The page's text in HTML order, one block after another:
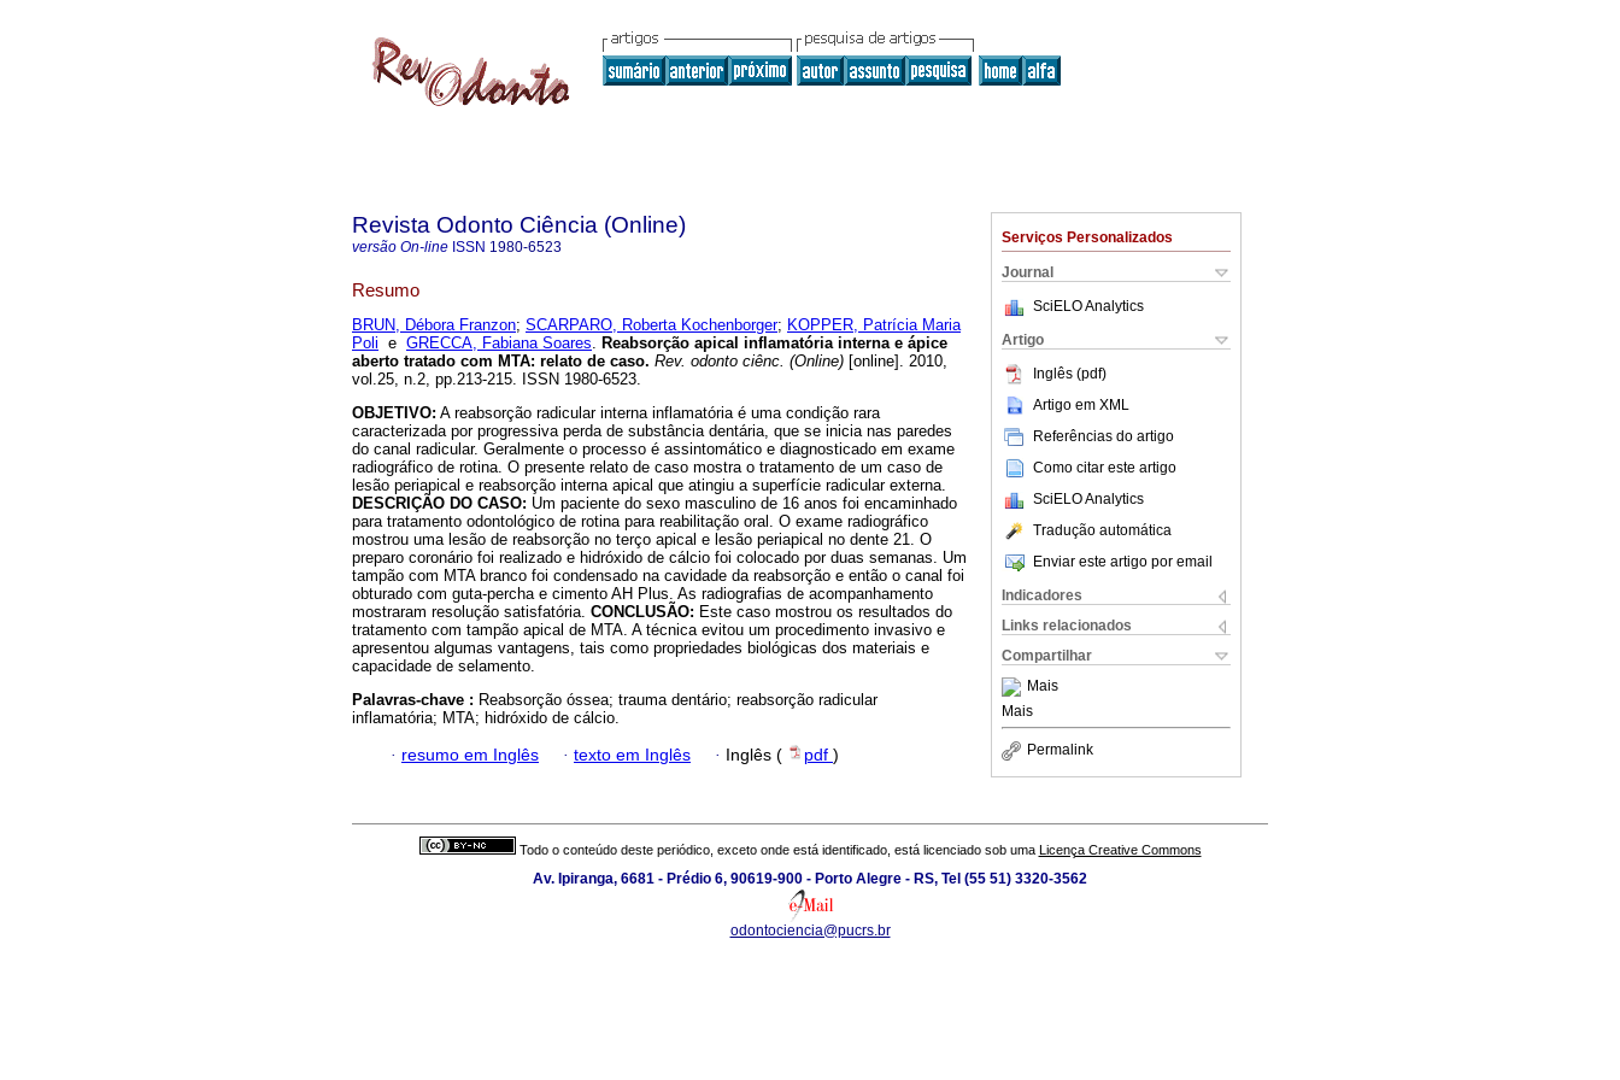
Serviços Personalizados
Journal
SciELO Analytics
Artigo
Inglês (pdf)
Artigo em XML
Referências do artigo
Como citar este artigo
SciELO Analytics
Tradução automática
Enviar este artigo por email
Indicadores
Links relacionados
Compartilhar
Mais
Mais
Permalink
Revista Odonto Ciência (Online)
versão On-line ISSN 1980-6523
Resumo
BRUN, Débora Franzon; SCARPARO, Roberta Kochenborger; KOPPER, Patrícia Maria
Poli e GRECCA, Fabiana Soares. Reabsorção apical inflamatória interna e ápice
aberto tratado com MTA: relato de caso. Rev. odonto ciênc. (Online) [online]. 2010,
vol.25, n.2, pp.213-215. ISSN 1980-6523.
OBJETIVO: A reabsorção radicular interna inflamatória é uma condição rara
caracterizada por progressiva perda de substância dentária, que se inicia nas paredes
do canal radicular. Geralmente o processo é assintomático e diagnosticado em exame
radiográfico de rotina. O presente relato de caso mostra o tratamento de um caso de
lesão periapical e reabsorção interna apical que atingiu a superfície radicular externa.
DESCRIÇÃO DO CASO: Um paciente do sexo masculino de 16 anos foi encaminhado
para tratamento odontológico de rotina para reabilitação oral. O exame radiográfico
mostrou uma lesão de reabsorção no terço apical e lesão periapical no dente 21. O
preparo coronário foi realizado e hidróxido de cálcio foi colocado por duas semanas. Um
tampão com MTA branco foi condensado na cavidade da reabsorção e então o canal foi
obturado com guta-percha e cimento AH Plus. As radiografias de acompanhamento
mostraram resolução satisfatória. CONCLUSÃO: Este caso mostrou os resultados do
tratamento com tampão apical de MTA. A técnica evitou um procedimento invasivo e
apresentou algumas vantagens, tais como propriedades biológicas dos materiais e
capacidade de selamento.
Palavras-chave : Reabsorção óssea; trauma dentário; reabsorção radicular
inflamatória; MTA; hidróxido de cálcio.
· resumo em Inglês · texto em Inglês · Inglês ( pdf )
Todo o conteúdo deste periódico, exceto onde está identificado, está licenciado sob uma Licença Creative Commons
Av. Ipiranga, 6681 - Prédio 6, 90619-900 - Porto Alegre - RS, Tel (55 51) 3320-3562
odontociencia@pucrs.br